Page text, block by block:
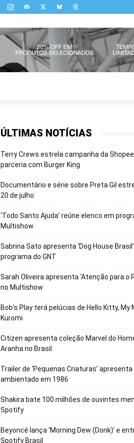
ÚLTIMAS NOTÍCIAS
Terry Crews estrela campanha da
parceria com Burger King
Documentário e série sobre Preta Gil
20 de julho
‘Todo Santo Ajuda’ reúne elenco em
Multishow
Sabrina Sato apresenta ‘Dog House
programa do GNT
Sarah Oliveira apresenta ‘Atenção para o
no Multishow
Bob’s Play terá pelúcias de Hello Kitty, My
Kuromi
Citizen apresenta coleção Marvel do
Aranha no Brasil
Trailer de ‘Pequenas Criaturas’
ambientado em 1986
Shakira bate 100 milhões de ouvintes
Spotify
Beyoncé lança ‘Morning Dew (Donk)’ e
Spotify Brasil